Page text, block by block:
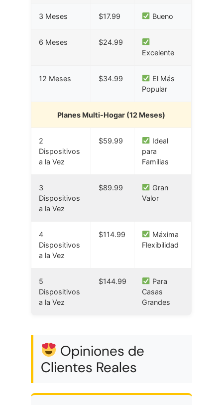
3 Meses $17.99 Bueno
6 Meses
$24.99
Excelente
12 Meses $34.99
El Más
Popular
Planes Multi-Hogar (12 Meses)
2
Dispositivos
a la Vez
$59.99
Ideal
para
Familias
3
Dispositivos
a la Vez
$89.99
Gran
Valor
4
Dispositivos
a la Vez
$114.99
Máxima
Flexibilidad
5
Dispositivos
a la Vez
$144.99
Para
Casas
Grandes
Opiniones de
Clientes Reales